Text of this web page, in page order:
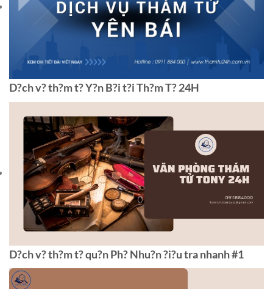
D?ch v? th?m t? Y?n B?i t?i Th?m T? 24H
D?ch v? th?m t? qu?n Ph? Nhu?n ?i?u tra nhanh #1